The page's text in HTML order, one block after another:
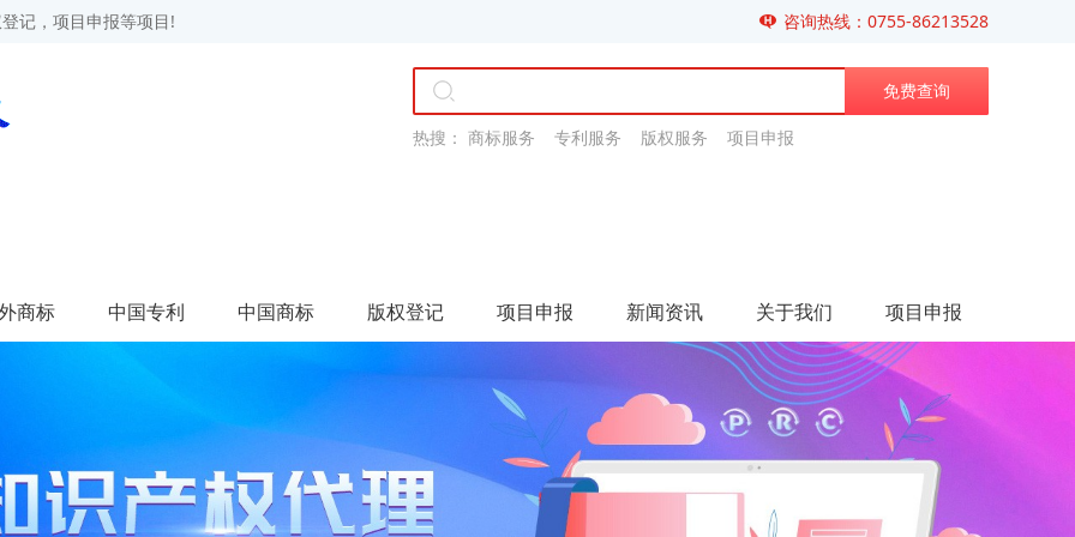
记，项目申报等项目! 咨询热线：0755-86213528
免费查询
热搜： 商标服务 专利服务 版权服务 项目申报
商标 中国专利 中国商标 版权登记 项目申报 新闻资讯 关于我们 项目申报